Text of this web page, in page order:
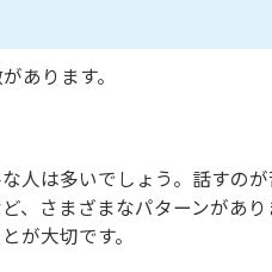
あります。
人は多いでしょう。話すの
、さまざまなパターンがあ
が大切です。